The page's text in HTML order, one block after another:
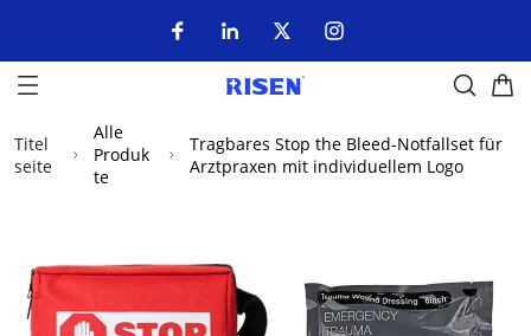
Titel
seite
Alle
Produk
te
Tragbares Stop the Bleed-Notfallset für
Arztpraxen mit individuellem Logo